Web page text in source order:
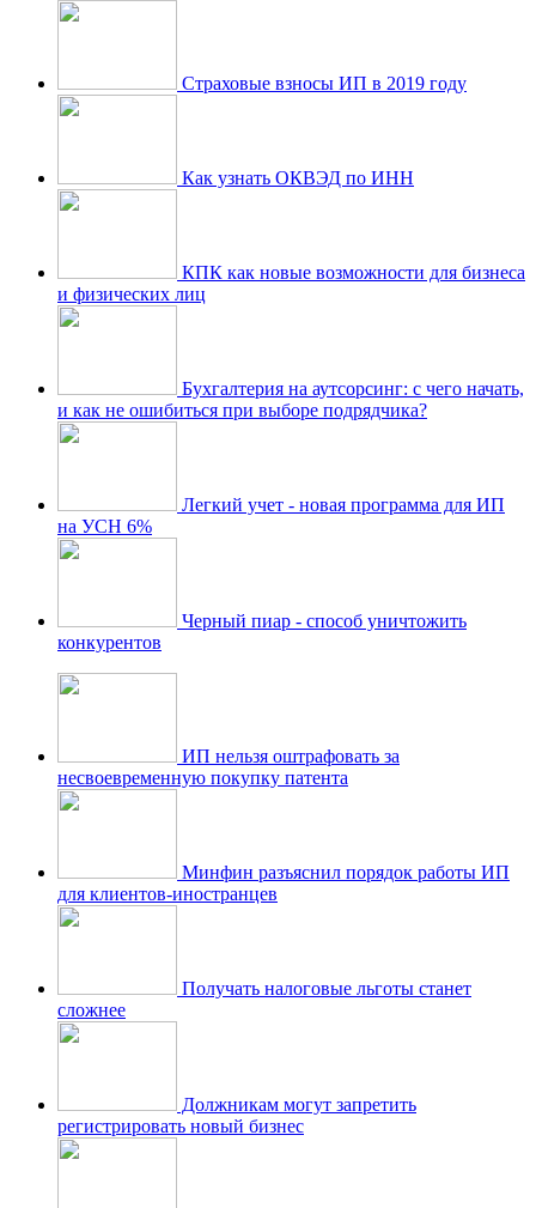
Страховые взносы ИП в 2019 году
Как узнать ОКВЭД по ИНН
КПК как новые возможности для бизнеса
и физических лиц
Бухгалтерия на аутсорсинг: с чего начать,
и как не ошибиться при выборе подрядчика?
Легкий учет - новая программа для ИП
на УСН 6%
Черный пиар - способ уничтожить
конкурентов
ИП нельзя оштрафовать за
несвоевременную покупку патента
Минфин разъяснил порядок работы ИП
для клиентов-иностранцев
Получать налоговые льготы станет
сложнее
Должникам могут запретить
регистрировать новый бизнес